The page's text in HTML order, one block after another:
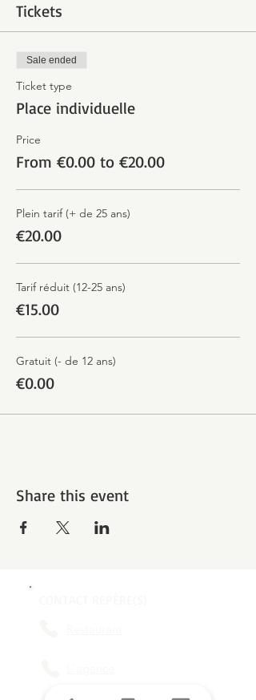
Tickets
Sale ended
Ticket type
Place individuelle
Price
From €0.00 to €20.00
Plein tarif (+ de 25 ans)
€20.00
Tarif réduit (12-25 ans)
€15.00
Gratuit (- de 12 ans)
€0.00
Share this event